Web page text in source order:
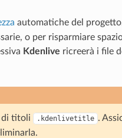
automatiche del
o per risparmiare
Kdenlive ricreerà i file
di titoli .kdenlivetitle .